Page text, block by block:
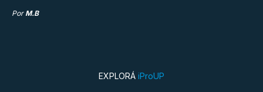
Por M.B
EXPLORÁ iProUP